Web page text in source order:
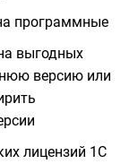
программные
выгодных
версию или
лицензий 1С